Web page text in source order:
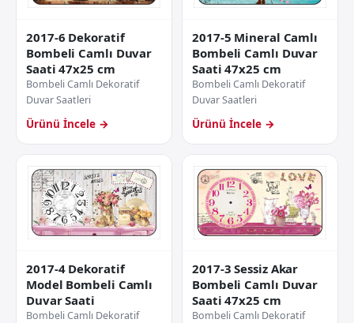
2017-6 Dekoratif
Bombeli Camlı Duvar
Saati 47x25 cm
Bombeli Camlı Dekoratif
Duvar Saatleri
Ürünü İncele →
2017-5 Mineral Camlı
Bombeli Camlı Duvar
Saati 47x25 cm
Bombeli Camlı Dekoratif
Duvar Saatleri
Ürünü İncele →
2017-4 Dekoratif
Model Bombeli Camlı
Duvar Saati
Bombeli Camlı Dekoratif
2017-3 Sessiz Akar
Bombeli Camlı Duvar
Saati 47x25 cm
Bombeli Camlı Dekoratif